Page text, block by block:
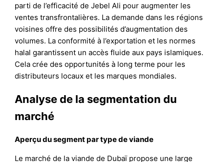
parti de l’efficacité de Jebel Ali pour augmenter les
ventes transfrontalières. La demande dans les régions
voisines offre des possibilités d’augmentation des
volumes. La conformité à l’exportation et les normes
halal garantissent un accès fluide aux pays islamiques.
Cela crée des opportunités à long terme pour les
distributeurs locaux et les marques mondiales.
Analyse de la segmentation du
marché
Aperçu du segment par type de viande
Le marché de la viande de Dubaï propose une large